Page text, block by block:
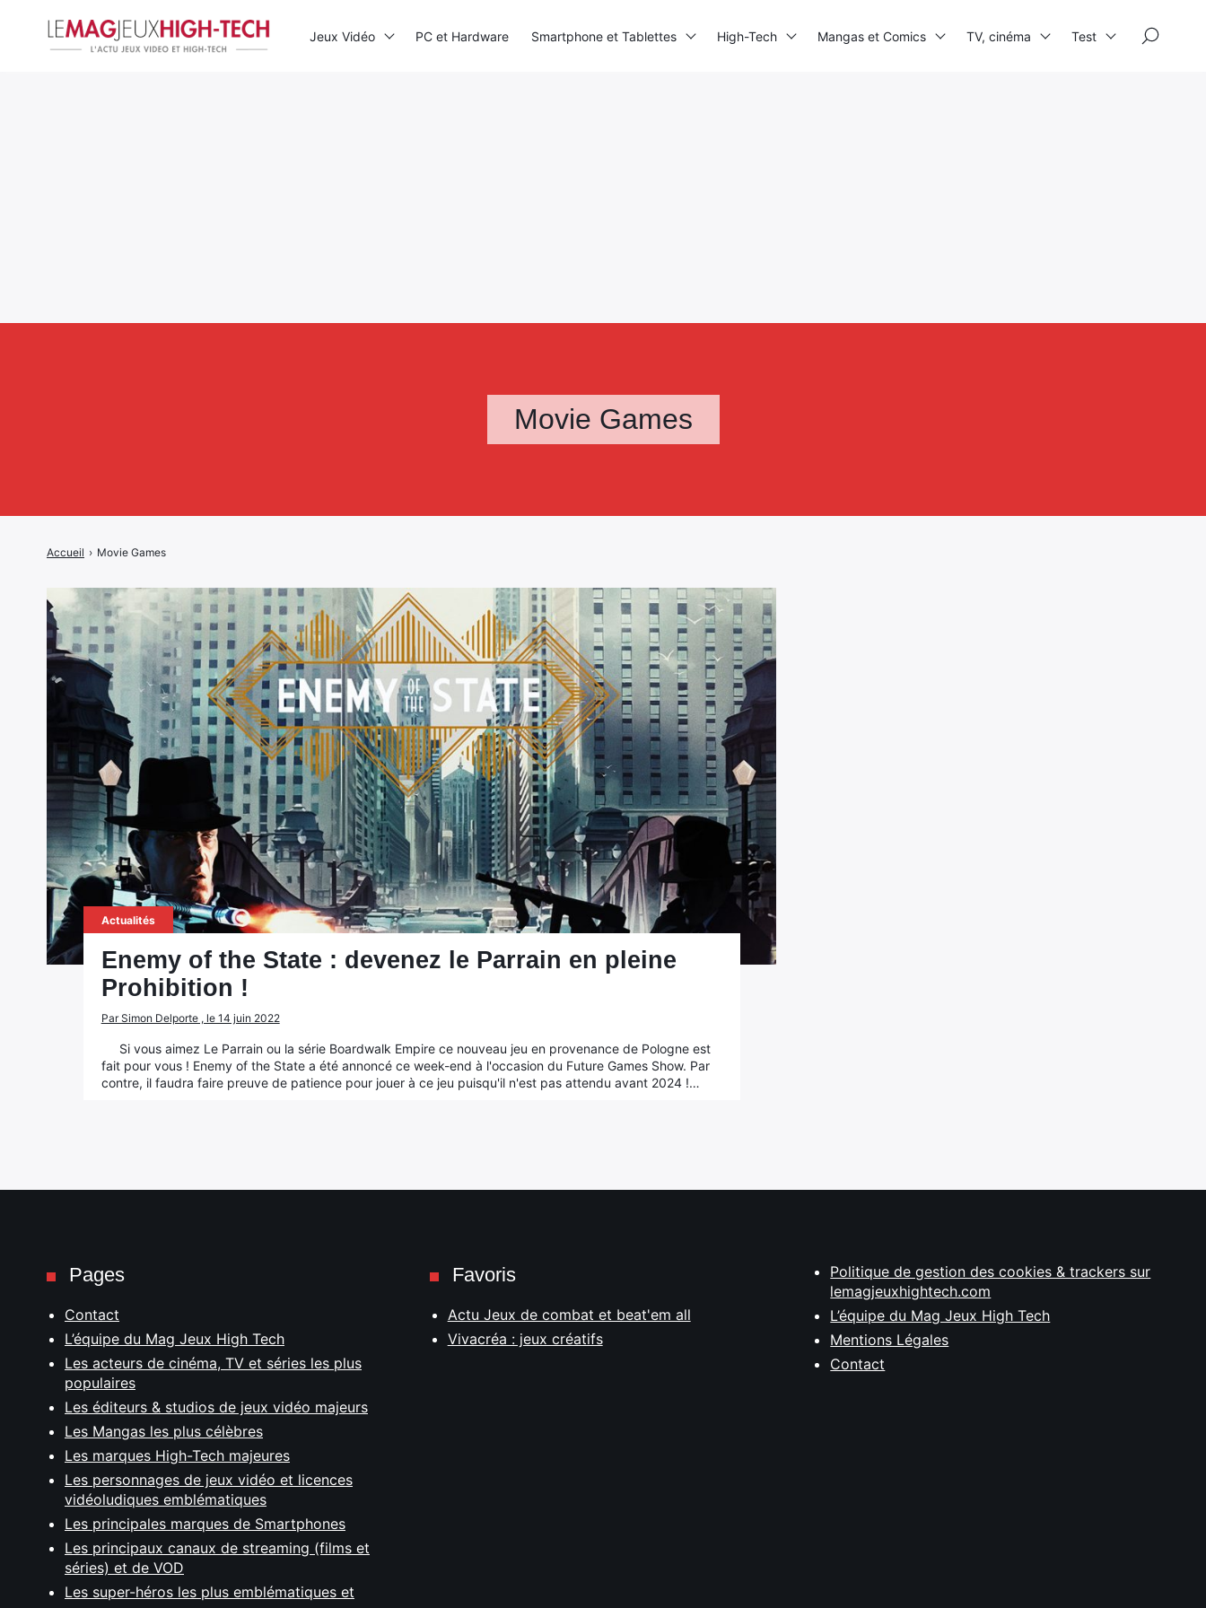
Movie Games
Accueil › Movie Games
Actualités
Enemy of the State : devenez le Parrain en pleine
Prohibition !
Par Simon Delporte , le 14 juin 2022
Si vous aimez Le Parrain ou la série Boardwalk Empire ce nouveau jeu en provenance de Pologne est
fait pour vous ! Enemy of the State a été annoncé ce week-end à l'occasion du Future Games Show. Par
contre, il faudra faire preuve de patience pour jouer à ce jeu puisqu'il n'est pas attendu avant 2024 !…
Jeux Vidéo PC et Hardware Smartphone et Tablettes High-Tech Mangas et Comics TV, cinéma Test
Pages
Contact
L’équipe du Mag Jeux High Tech
Les acteurs de cinéma, TV et séries les plus
populaires
Les éditeurs & studios de jeux vidéo majeurs
Les Mangas les plus célèbres
Les marques High-Tech majeures
Les personnages de jeux vidéo et licences
vidéoludiques emblématiques
Les principales marques de Smartphones
Les principaux canaux de streaming (films et
séries) et de VOD
Les super-héros les plus emblématiques et
Favoris
Actu Jeux de combat et beat'em all
Vivacréa : jeux créatifs
Politique de gestion des cookies & trackers sur
lemagjeuxhightech.com
L’équipe du Mag Jeux High Tech
Mentions Légales
Contact